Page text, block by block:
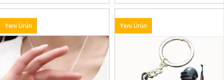
Yeni Ürün Yeni Ürün